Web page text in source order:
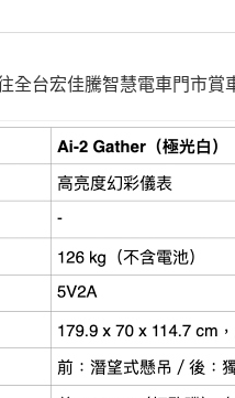
全台宏佳騰智慧電車門市